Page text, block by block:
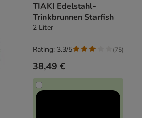
TIAKI Edelstahl-
Trinkbrunnen Starfish
2 Liter
38,49 €
Rating: 3.3/5 (75)